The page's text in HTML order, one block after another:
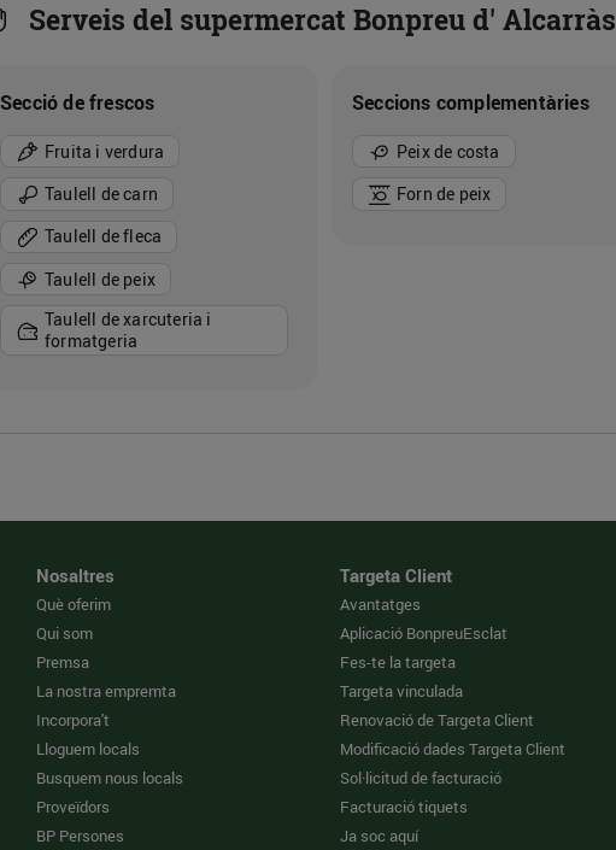
Serveis del supermercat Bonpreu d' Alcarràs
Secció de frescos
Fruita i verdura
Taulell de carn
Taulell de fleca
Taulell de peix
Taulell de xarcuteria i
formatgeria
Seccions complementàries
Peix de costa
Forn de peix
Nosaltres
Què oferim
Qui som
Premsa
La nostra empremta
Incorpora't
Lloguem locals
Busquem nous locals
Proveïdors
BP Persones
Targeta Client
Avantatges
Aplicació BonpreuEsclat
Fes-te la targeta
Targeta vinculada
Renovació de Targeta Client
Modificació dades Targeta Client
Sol·licitud de facturació
Facturació tiquets
Ja soc aquí